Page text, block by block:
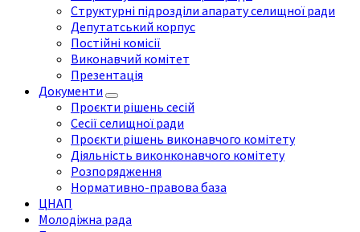
Структурні підрозділи апарату селищної ради
Депутатський корпус
Постійні комісії
Виконавчий комітет
Презентація
Документи
Проєкти рішень сесій
Сесії селищної ради
Проєкти рішень виконавчого комітету
Діяльність виконконавчого комітету
Розпорядження
Нормативно-правова база
ЦНАП
Молодіжна рада